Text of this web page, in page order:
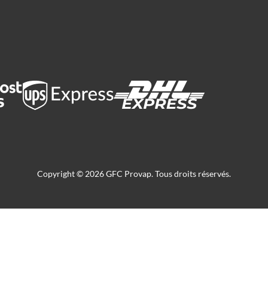
Copyright © 2026 GFC Provap. Tous droits réservés.